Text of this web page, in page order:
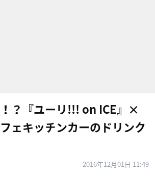
？『ユーリ!!! on ICE』×
ェキッチンカーのドリンク
2016年12月01日 11:49